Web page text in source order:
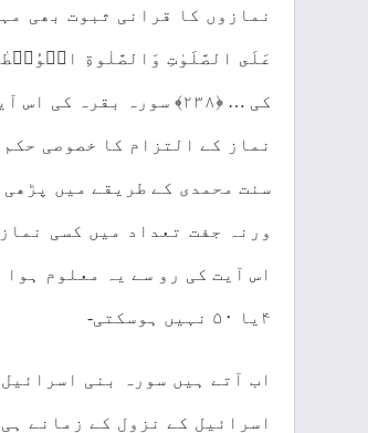
کی … ﴿۲۳۸﴾ سورہ بقرہ
نماز کے التزام کا خصوصی
سنت محمدی کے طریقے میں
ورنہ جفت تعداد میں کسی
۴یا ۵۰ نہیں ہوسکتی-
اب آتے ہیں سورہ بنی
اسرائیل کے نزول کے زمانے